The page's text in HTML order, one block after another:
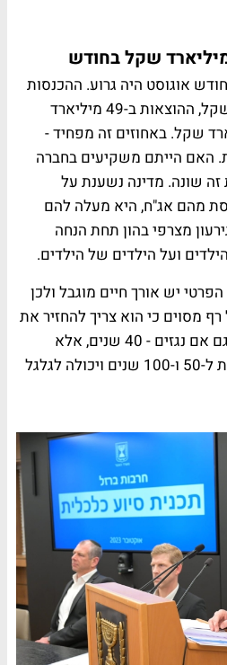
אוגוסט היה גרוע. ההכנסות
הסתכמו בכ-37 מיליארד שקל, ההוצאות ב-49 מיליארד
של 12 מיליארד שקל. באחוזים זה מפחיד -
מההכנסות. האם הייתם משקיעים בחברה
זה שונה. מדינה נשענת על
מהם אג"ח, היא מעלה להם
מצרפי בהון תחת הנחה
ועל הילדים של הילדים.
יש אורך חיים מוגבל ולכן
מסוים כי הוא צריך להחזיר את
החוב על פני 20-30 שנה, גם אם נגזים - 40 שנים, אלא
שמדינה יכולה לקחת חובות ל-50 ו-100 שנים ויכולה לגלגל